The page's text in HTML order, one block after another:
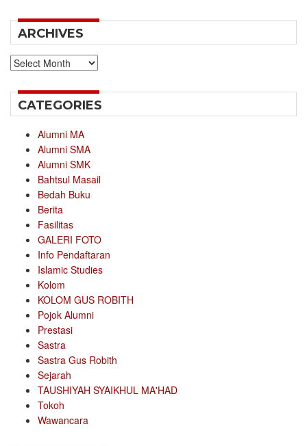
ARCHIVES
Archives
CATEGORIES
Alumni MA
Alumni SMA
Alumni SMK
Bahtsul Masail
Bedah Buku
Berita
Fasilitas
GALERI FOTO
Info Pendaftaran
Islamic Studies
Kolom
KOLOM GUS ROBITH
Pojok Alumni
Prestasi
Sastra
Sastra Gus Robith
Sejarah
TAUSHIYAH SYAIKHUL MA'HAD
Tokoh
Wawancara